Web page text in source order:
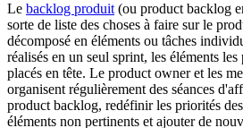
Le backlog produit (ou product backlog
sorte de liste des choses à faire sur le
décomposé en éléments ou tâches
réalisés en un seul sprint, les éléments
placés en tête. Le product owner et les
organisent régulièrement des séances
product backlog, redéfinir les priorités
éléments non pertinents et ajouter de